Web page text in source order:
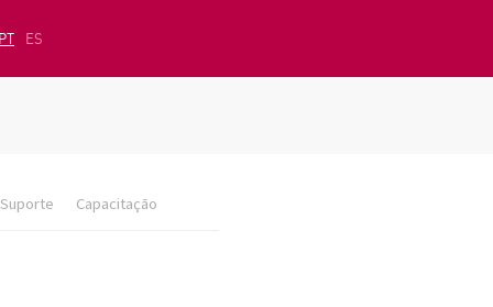
ES
Suporte Capacitação